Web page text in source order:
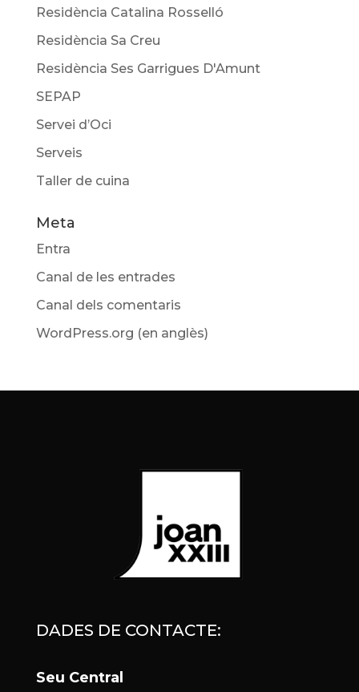
Residència Catalina Rosselló
Residència Sa Creu
Residència Ses Garrigues D'Amunt
SEPAP
Servei d’Oci
Serveis
Taller de cuina
Meta
Entra
Canal de les entrades
Canal dels comentaris
WordPress.org (en anglès)
DADES DE CONTACTE:
Seu Central